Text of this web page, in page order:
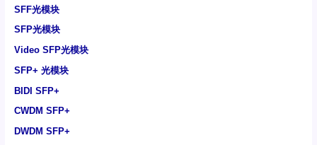
SFF光模块
SFP光模块
Video SFP光模块
SFP+ 光模块
BIDI SFP+
CWDM SFP+
DWDM SFP+